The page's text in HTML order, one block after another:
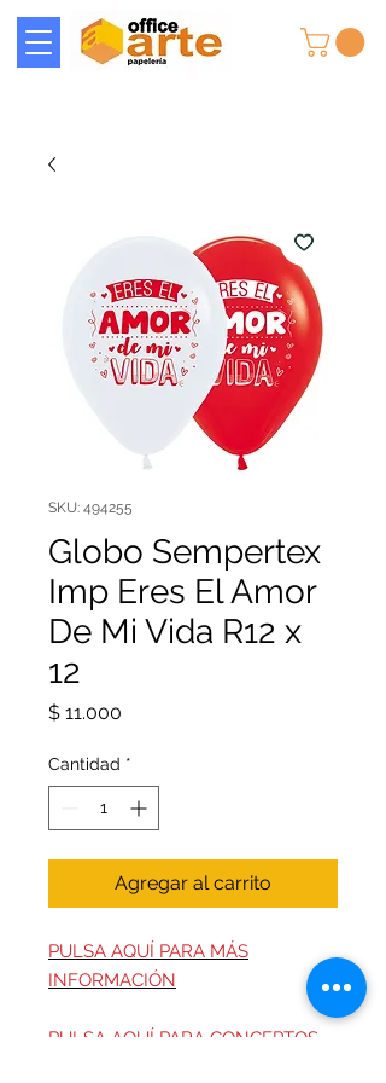
SKU: 494255
Globo Sempertex
Imp Eres El Amor
De Mi Vida R12 x
12
$ 11.000
Cantidad *
Agregar al carrito
PULSA AQUÍ PARA MÁS
INFORMACIÓN
PULSA AQUÍ PARA CONCEPTOS